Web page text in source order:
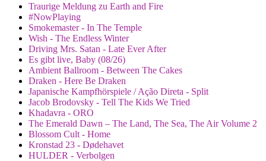
Traurige Meldung zu Earth and Fire
#NowPlaying
Smokemaster - In The Temple
Wish - The Endless Winter
Driving Mrs. Satan - Late Ever After
Es gibt live, Baby (08/26)
Ambient Ballroom - Between The Cakes
Draken - Here Be Draken
Japanische Kampfhörspiele / Ação Direta - Split
Jacob Brodovsky - Tell The Kids We Tried
Khadavra - ORO
The Emerald Dawn – The Land, The Sea, The Air Volume 2
Blossom Cult - Home
Kronstad 23 - Dødehavet
HULDER - Verbolgen